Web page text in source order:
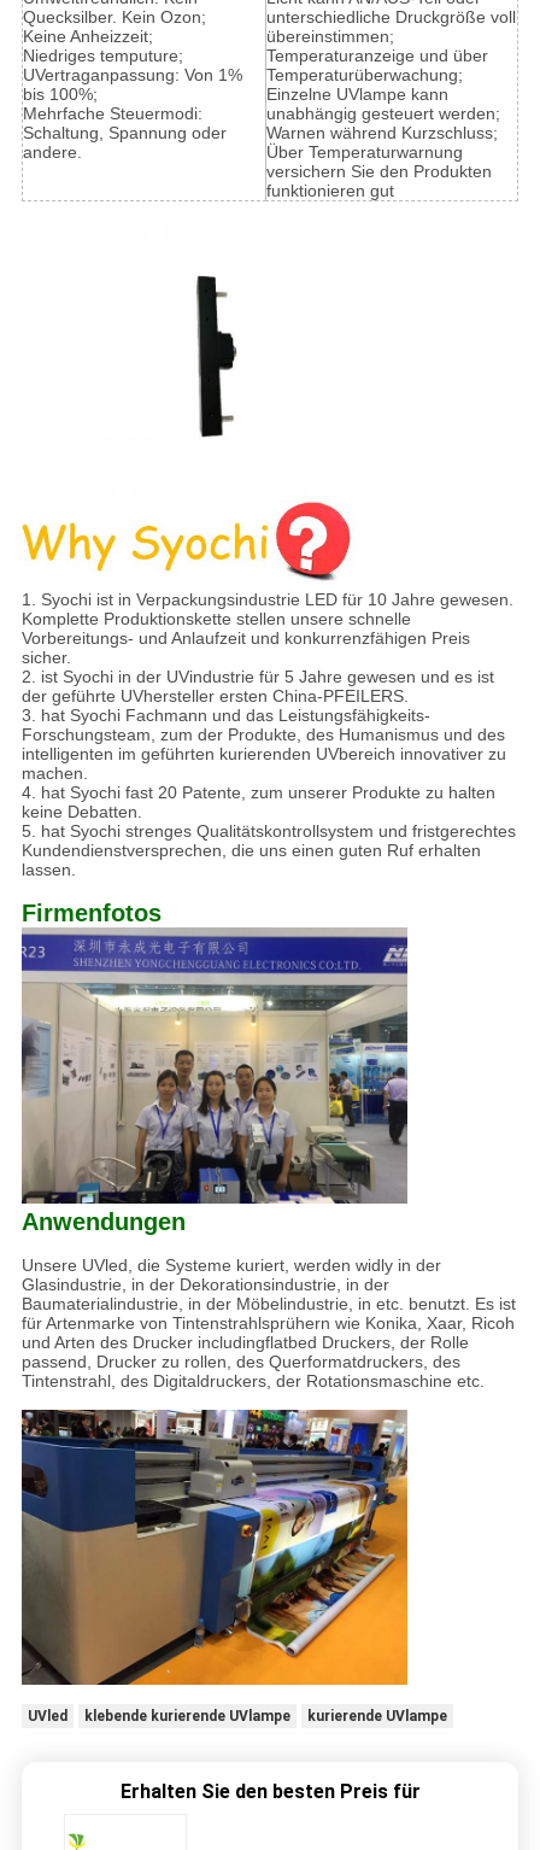
Quecksilber. Kein Ozon;
Keine Anheizzeit;
Niedriges temputure;
UVertraganpassung: Von 1%
bis 100%;
Mehrfache Steuermodi:
Schaltung, Spannung oder
andere.
unterschiedliche Druckgröße voll
übereinstimmen;
Temperaturanzeige und über
Temperaturüberwachung;
Einzelne UVlampe kann
unabhängig gesteuert werden;
Warnen während Kurzschluss;
Über Temperaturwarnung
versichern Sie den Produkten
funktionieren gut
1. Syochi ist in Verpackungsindustrie LED für 10 Jahre gewesen.
Komplette Produktionskette stellen unsere schnelle
Vorbereitungs- und Anlaufzeit und konkurrenzfähigen Preis
sicher.
2. ist Syochi in der UVindustrie für 5 Jahre gewesen und es ist
der geführte UVhersteller ersten China-PFEILERS.
3. hat Syochi Fachmann und das Leistungsfähigkeits-
Forschungsteam, zum der Produkte, des Humanismus und des
intelligenten im geführten kurierenden UVbereich innovativer zu
machen.
4. hat Syochi fast 20 Patente, zum unserer Produkte zu halten
keine Debatten.
5. hat Syochi strenges Qualitätskontrollsystem und fristgerechtes
Kundendienstversprechen, die uns einen guten Ruf erhalten
lassen.
Firmenfotos
Anwendungen
Unsere UVled, die Systeme kuriert, werden widly in der
Glasindustrie, in der Dekorationsindustrie, in der
Baumaterialindustrie, in der Möbelindustrie, in etc. benutzt. Es ist
für Artenmarke von Tintenstrahlsprühern wie Konika, Xaar, Ricoh
und Arten des Drucker includingflatbed Druckers, der Rolle
passend, Drucker zu rollen, des Querformatdruckers, des
Tintenstrahl, des Digitaldruckers, der Rotationsmaschine etc.
UVled klebende kurierende UVlampe kurierende UVlampe
Erhalten Sie den besten Preis für